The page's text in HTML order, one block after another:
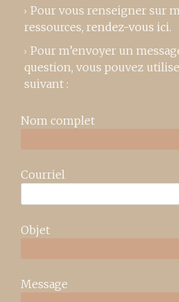
Pour vous renseigner sur
ressources, rendez-vous ici.
Pour m’envoyer un
question, vous pouvez
suivant :
Nom complet
Courriel
Objet
Message